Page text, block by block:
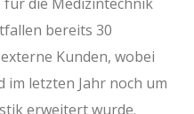
bereits 30
Kunden, wobei
im letzten Jahr noch um
erweitert wurde.